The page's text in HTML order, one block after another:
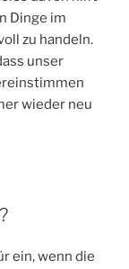
Dinge im
zu handeln.
unser
wieder neu
ein, wenn die